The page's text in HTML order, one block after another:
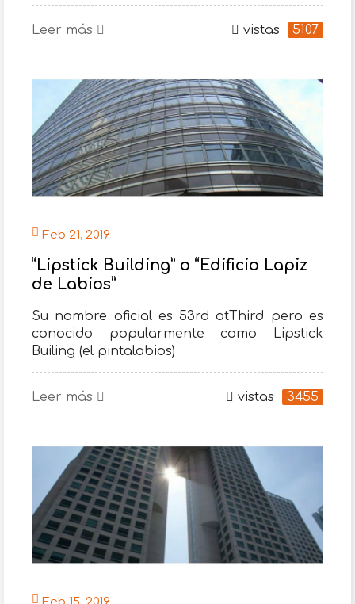
Leer más vistas 5107
Feb 21, 2019
“Lipstick Building” o “Edificio Lapiz
de Labios”
Su nombre oficial es 53rd atThird pero es
conocido popularmente como Lipstick
Builing (el pintalabios)
Leer más vistas 3455